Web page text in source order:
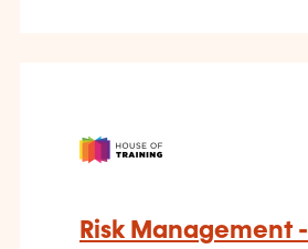
Risk Management -